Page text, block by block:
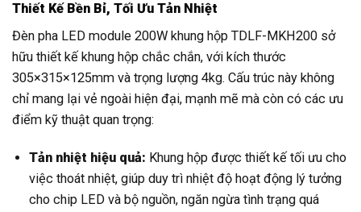
Thiết Kế Bền Bỉ, Tối Ưu Tản Nhiệt
Đèn pha LED module 200W khung hộp TDLF-MKH200 sở
hữu thiết kế khung hộp chắc chắn, với kích thước
305×315×125mm và trọng lượng 4kg. Cấu trúc này không
chỉ mang lại vẻ ngoài hiện đại, mạnh mẽ mà còn có các ưu
điểm kỹ thuật quan trọng:
Tản nhiệt hiệu quả: Khung hộp được thiết kế tối ưu cho
việc thoát nhiệt, giúp duy trì nhiệt độ hoạt động lý tưởng
cho chip LED và bộ nguồn, ngăn ngừa tình trạng quá